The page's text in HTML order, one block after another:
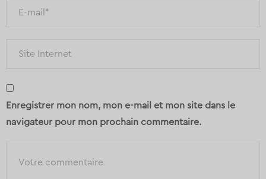
Enregistrer mon nom, mon e-mail et mon site dans le
navigateur pour mon prochain commentaire.